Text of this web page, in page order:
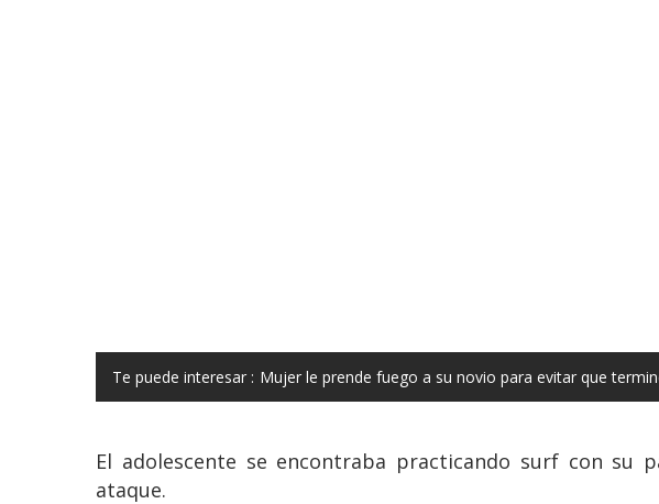
Te puede interesar : Mujer le prende fuego a su novio para evitar que
El adolescente se encontraba practicando surf con su
ataque.